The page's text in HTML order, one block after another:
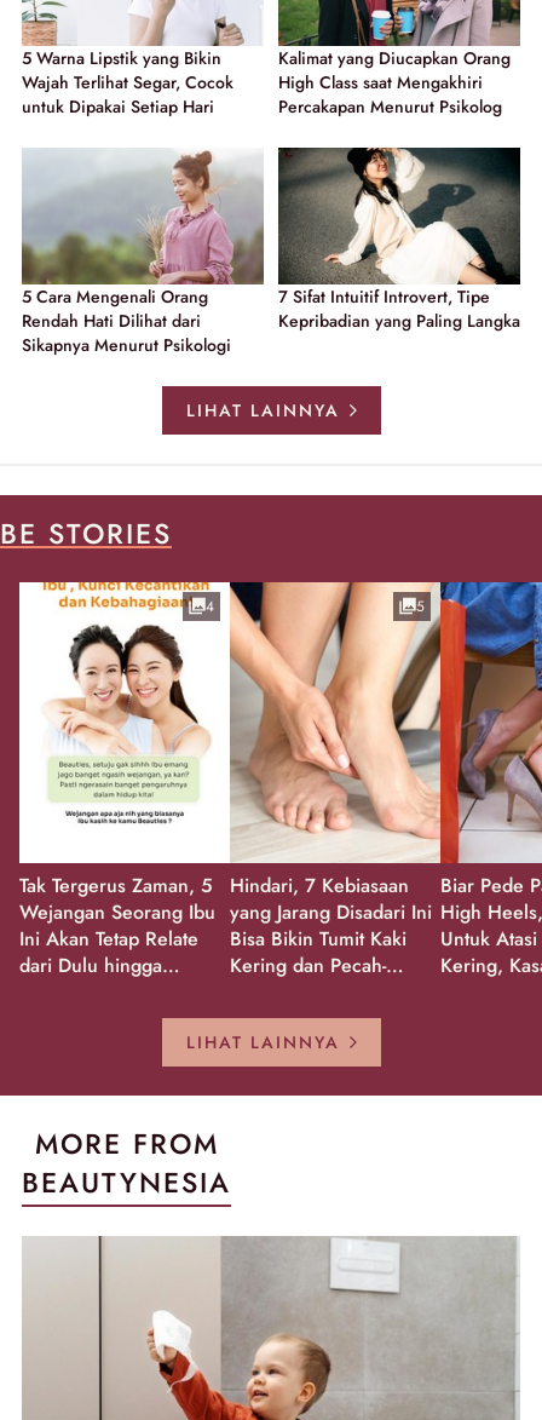
5 Warna Lipstik yang Bikin
Wajah Terlihat Segar, Cocok
untuk Dipakai Setiap Hari
Kalimat yang Diucapkan Orang
High Class saat Mengakhiri
Percakapan Menurut Psikolog
5 Cara Mengenali Orang
Rendah Hati Dilihat dari
Sikapnya Menurut Psikologi
7 Sifat Intuitif Introvert, Tipe
Kepribadian yang Paling Langka
LIHAT LAINNYA
BE STORIES
Tak Tergerus Zaman, 5
Wejangan Seorang Ibu
Ini Akan Tetap Relate
dari Dulu hingga
4
Hindari, 7 Kebiasaan
yang Jarang Disadari Ini
Bisa Bikin Tumit Kaki
Kering dan Pecah-
5
Biar Pede
High
Untuk
Kering,
LIHAT LAINNYA
MORE FROM
BEAUTYNESIA